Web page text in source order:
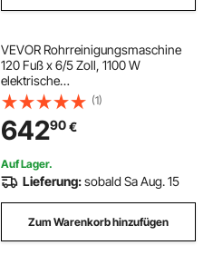
VEVOR Rohrreinigungsmaschine
120 Fuß x 6/5 Zoll, 1100 W
elektrische
Rohrreinigungsmaschine mit
manueller Zufuhr – mit 6
Schneidern und CW/CCW-
Steuerung für 4" bis 8" Rohre
(1)
64290€
Auf Lager.
Lieferung:sobald Sa Aug. 15
Zum Warenkorb hinzufügen